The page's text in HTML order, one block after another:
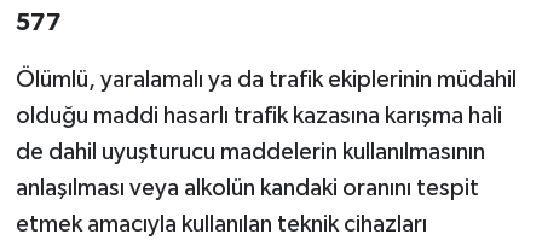
577
Ölümlü, yaralamalı ya da trafik ekiplerinin müdahil
olduğu maddi hasarlı trafik kazasına karışma hali
de dahil uyuşturucu maddelerin kullanılmasının
anlaşılması veya alkolün kandaki oranını tespit
etmek amacıyla kullanılan teknik cihazları